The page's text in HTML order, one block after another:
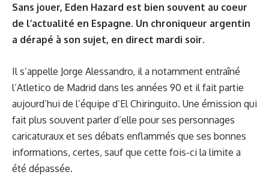
Sans jouer, Eden Hazard est bien souvent au coeur
de l’actualité en Espagne. Un chroniqueur argentin
a dérapé à son sujet, en direct mardi soir.
Il s’appelle Jorge Alessandro, il a notamment entraîné
l’Atletico de Madrid dans les années 90 et il fait partie
aujourd’hui de l’équipe d’El Chiringuito. Une émission qui
fait plus souvent parler d’elle pour ses personnages
caricaturaux et ses débats enflammés que ses bonnes
informations, certes, sauf que cette fois-ci la limite a
été dépassée.